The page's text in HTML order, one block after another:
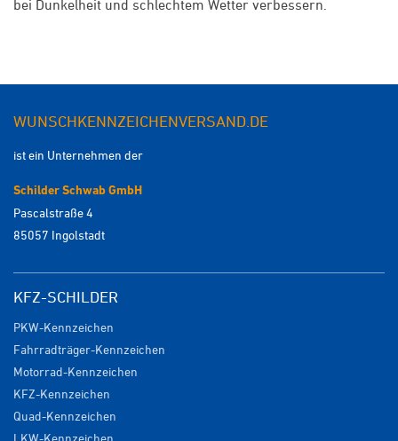
bei Dunkelheit und schlechtem Wetter verbessern.
WUNSCHKENNZEICHENVERSAND.DE
ist ein Unternehmen der
Schilder Schwab GmbH
Pascalstraße 4
85057 Ingolstadt
KFZ-SCHILDER
PKW-Kennzeichen
Fahrradträger-Kennzeichen
Motorrad-Kennzeichen
KFZ-Kennzeichen
Quad-Kennzeichen